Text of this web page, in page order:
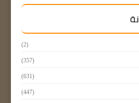
(2)
(357)
(631)
(447)